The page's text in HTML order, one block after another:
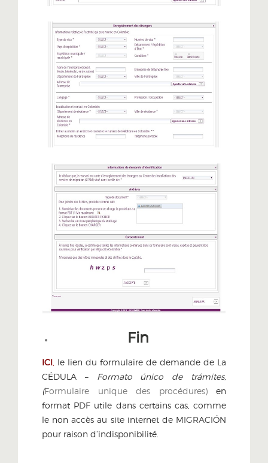
Fin
ICI, le lien du formulaire de demande de La
CÉDULA – Formato único de trámites,
(Formulaire unique des procédures) en
format PDF utile dans certains cas, comme
le non accès au site internet de MIGRACIÓN
pour raison d’indisponibilité.